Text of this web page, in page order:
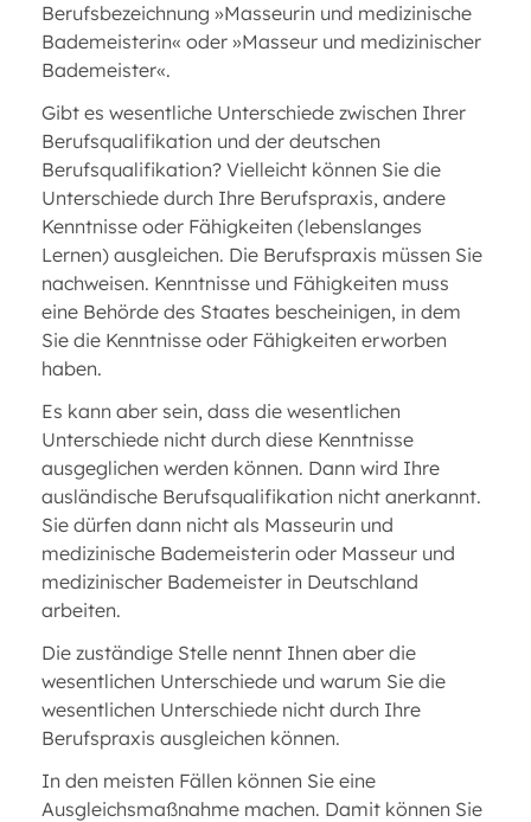
Berufsbezeichnung »Masseurin und medizinische
Bademeisterin« oder »Masseur und medizinischer
Bademeister«.
Gibt es wesentliche Unterschiede zwischen Ihrer
Berufsqualifikation und der deutschen
Berufsqualifikation? Vielleicht können Sie die
Unterschiede durch Ihre Berufspraxis, andere
Kenntnisse oder Fähigkeiten (lebenslanges
Lernen) ausgleichen. Die Berufspraxis müssen Sie
nachweisen. Kenntnisse und Fähigkeiten muss
eine Behörde des Staates bescheinigen, in dem
Sie die Kenntnisse oder Fähigkeiten erworben
haben.
Es kann aber sein, dass die wesentlichen
Unterschiede nicht durch diese Kenntnisse
ausgeglichen werden können. Dann wird Ihre
ausländische Berufsqualifikation nicht anerkannt.
Sie dürfen dann nicht als Masseurin und
medizinische Bademeisterin oder Masseur und
medizinischer Bademeister in Deutschland
arbeiten.
Die zuständige Stelle nennt Ihnen aber die
wesentlichen Unterschiede und warum Sie die
wesentlichen Unterschiede nicht durch Ihre
Berufspraxis ausgleichen können.
In den meisten Fällen können Sie eine
Ausgleichsmaßnahme machen. Damit können Sie